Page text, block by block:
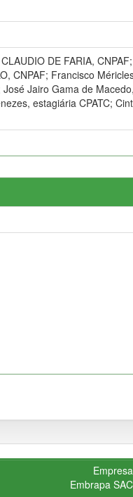
DE FARIA,
CNPAF; Francisco
Jairo Gama de
estagiária CPATC;
Embrapa